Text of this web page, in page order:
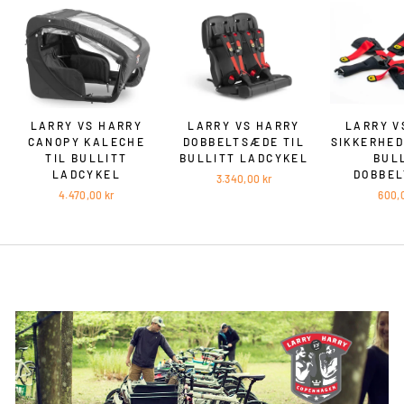
LARRY VS HARRY
CANOPY KALECHE
TIL BULLITT
LADCYKEL
4.470,00 kr
LARRY VS HARRY
DOBBELTSÆDE TIL
BULLITT LADCYKEL
3.340,00 kr
LARRY